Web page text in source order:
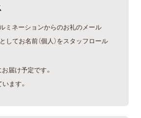
ミネーションからのお礼のメール
としてお名前（個人）をスタッフロール
届け予定です。
ます。